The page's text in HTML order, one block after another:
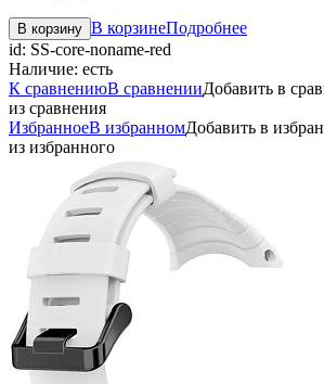
В корзину В корзинеПодробнее
id: SS-core-noname-red
Наличие: есть
К сравнениюВ сравненииДобавить в
из сравнения
ИзбранноеВ избранномДобавить в
из избранного